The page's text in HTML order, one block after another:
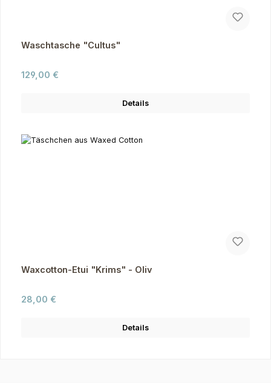
Waschtasche "Cultus"
Regulärer Preis:
129,00 €
Details
Waxcotton-Etui "Krims" - Oliv
Regulärer Preis:
28,00 €
Details